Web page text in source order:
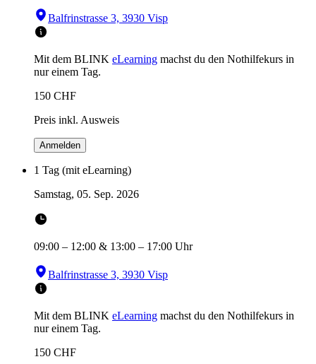
Balfrinstrasse 3, 3930 Visp
Mit dem BLINK eLearning machst du den Nothilfekurs in
nur einem Tag.
150 CHF
Preis inkl. Ausweis
Anmelden
1 Tag (mit eLearning)
Samstag, 05. Sep. 2026
09:00 – 12:00 & 13:00 – 17:00 Uhr
Balfrinstrasse 3, 3930 Visp
Mit dem BLINK eLearning machst du den Nothilfekurs in
nur einem Tag.
150 CHF